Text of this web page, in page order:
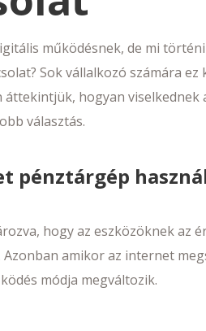
működésnek, de mi
Sok vállalkozó számára
hogyan
választás.
hogy az eszközöknek az
amikor az internet
módja megváltozik.